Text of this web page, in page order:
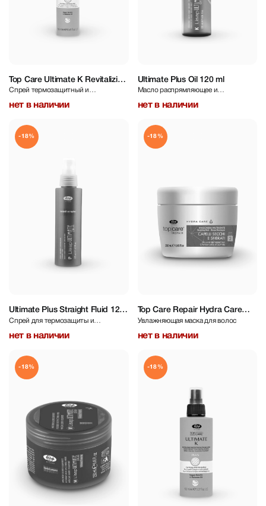
Top Care Ultimate K Revitalizing
Protective Styling Spray 250 ml
Спрей термозащитный и
нет в наличии
Ultimate Plus Oil 120 ml
Масло распрямляющее и
нет в наличии
-18%
Ultimate Plus Straight Fluid 125
ml
Спрей для термозащиты и
нет в наличии
-18%
Top Care Repair Hydra Care
Nourishing Mask 250 ml
Увлажняющая маска для волос
нет в наличии
-18% -18%